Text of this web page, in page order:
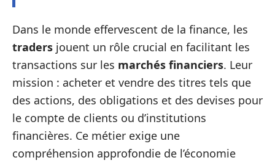
Dans le monde effervescent de la finance, les
traders jouent un rôle crucial en facilitant les
transactions sur les marchés financiers. Leur
mission : acheter et vendre des titres tels que
des actions, des obligations et des devises pour
le compte de clients ou d’institutions
financières. Ce métier exige une
compréhension approfondie de l’économie